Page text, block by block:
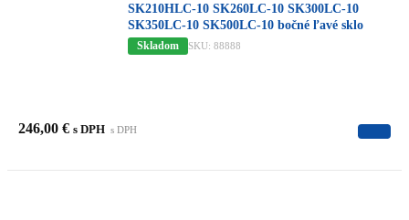
SK210HLC-10 SK260LC-10 SK300LC-10
SK350LC-10 SK500LC-10 bočné ľavé sklo
Skladom SKU: 88888
246,00 € s DPH s DPH